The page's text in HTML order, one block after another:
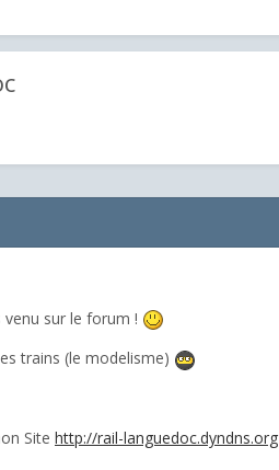
sur le forum !
trains (le modelisme)
Site http://rail-languedoc.dyndns.org